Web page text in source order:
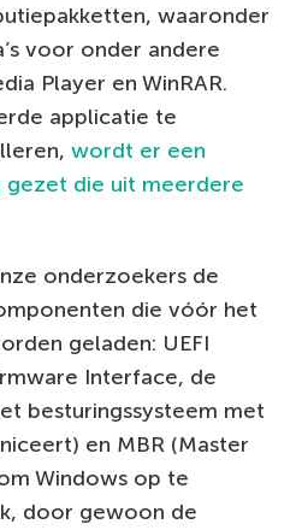
waaronder
voor onder andere
Player en WinRAR.
applicatie te
wordt er een
gezet die uit meerdere
onderzoekers de
die vóór het
geladen: UEFI
Interface, de
besturingssysteem met
en MBR (Master
Windows op te
door gewoon de